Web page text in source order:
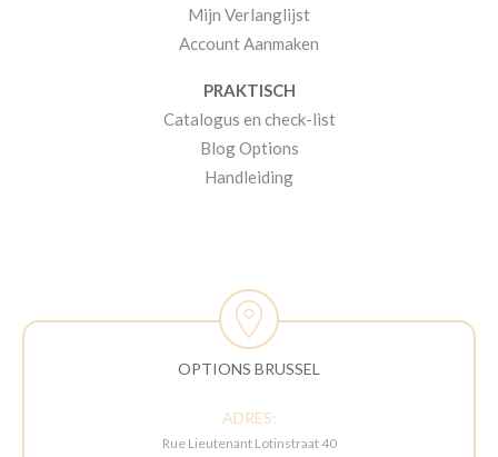
Mijn Verlanglijst
Account Aanmaken
PRAKTISCH
Catalogus en check-list
Blog Options
Handleiding
OPTIONS BRUSSEL
ADRES:
Rue Lieutenant Lotinstraat 40